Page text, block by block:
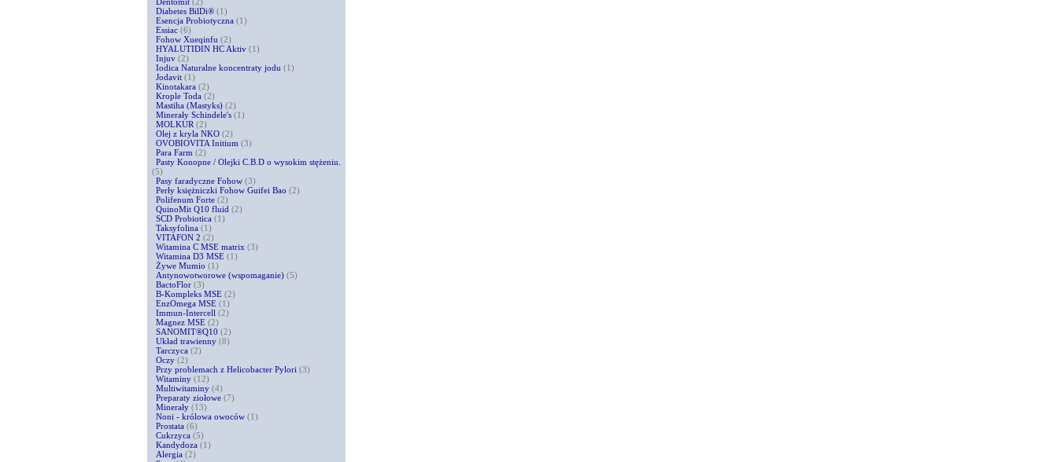
Diabetes BilDi® (1)
Esencja Probiotyczna (1)
Essiac (6)
Fohow Xueqinfu (2)
HYALUTIDIN HC Aktiv (1)
Injuv (2)
Iodica Naturalne koncentraty jodu (1)
Jodavit (1)
Kinotakara (2)
Krople Toda (2)
Mastiha (Mastyks) (2)
Minerały Schindele's (1)
MOLKUR (2)
Olej z kryla NKO (2)
OVOBIOVITA Initium (3)
Para Farm (2)
Pasty Konopne / Olejki C.B.D o wysokim stężeniu.
(5)
Pasy faradyczne Fohow (3)
Perły księżniczki Fohow Guifei Bao (2)
Polifenum Forte (2)
QuinoMit Q10 fluid (2)
SCD Probiotica (1)
Taksyfolina (1)
VITAFON 2 (2)
Witamina C MSE matrix (3)
Witamina D3 MSE (1)
Żywe Mumio (1)
Antynowotworowe (wspomaganie) (5)
BactoFlor (3)
B-Kompleks MSE (2)
EnzOmega MSE (1)
Immun-Intercell (2)
Magnez MSE (2)
SANOMIT®Q10 (2)
Układ trawienny (8)
Tarczyca (2)
Oczy (2)
Przy problemach z Helicobacter Pylori (3)
Witaminy (12)
Multiwitaminy (4)
Preparaty ziołowe (7)
Minerały (13)
Noni - królowa owoców (1)
Prostata (6)
Cukrzyca (5)
Kandydoza (1)
Alergia (2)